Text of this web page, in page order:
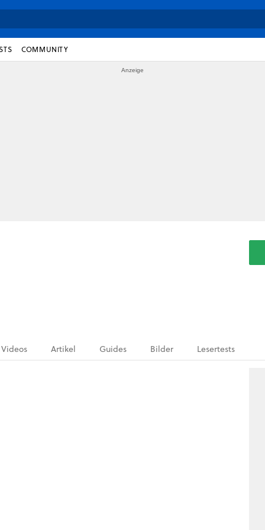
COMMUNITY
Videos Artikel Guides Bilder Lesertests